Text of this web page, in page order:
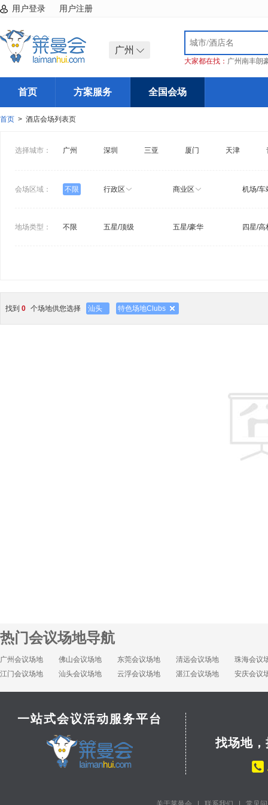
用户登录 用户注册
广州
大家都在找： 广州南丰朗
首页 方案服务 全国会场
首页 > 酒店会场列表页
选择城市： 广州 深圳 三亚 厦门 天津
会场区域： 不限 行政区 商业区 机场/车
地场类型： 不限 五星/顶级 五星/豪华 四星/高
找到 0 个场地供您选择 汕头 特色场地Clubs
热门会议场地导航
广州会议场地 佛山会议场地 东莞会议场地 清远会议场地
珠海会议
江门会议场地
汕头会议场地 云浮会议场地 湛江会议场地 安庆会议
一站式会议活动服务平台
找场地